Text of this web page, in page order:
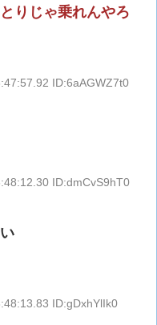
りじゃ乗れんやろ
ID:6aAGWZ7t0
ID:dmCvS9hT0
ID:gDxhYlIk0